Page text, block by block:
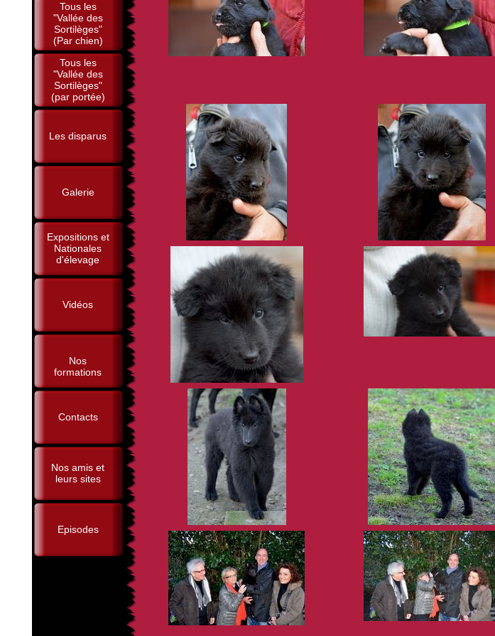
Tous les
"Vallée des
Sortilèges"
(Par chien)
Tous les
"Vallée des
Sortilèges"
(par portée)
Les disparus
Galerie
Expositions et
Nationales
d'élevage
Vidéos
Nos
formations
Contacts
Nos amis et
leurs sites
Episodes